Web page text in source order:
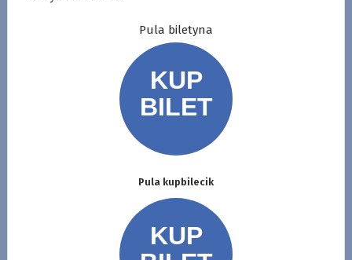
Pula biletyna
Pula kupbilecik